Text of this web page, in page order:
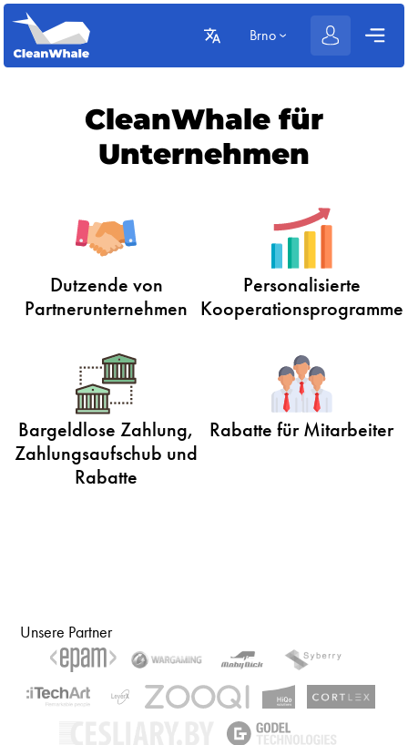
Brno
CleanWhale für
Unternehmen
Dutzende von
Partnerunternehmen
Personalisierte
Kooperationsprogramme
Bargeldlose Zahlung,
Zahlungsaufschub und
Rabatte
Rabatte für Mitarbeiter
Unsere Partner